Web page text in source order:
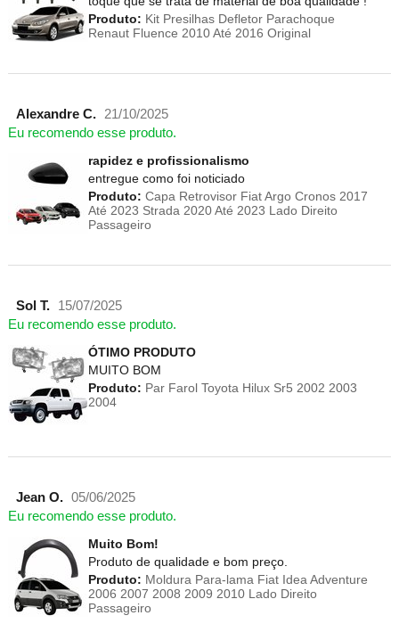
Produto: Kit Presilhas Defletor Parachoque
Renaut Fluence 2010 Até 2016 Original
Alexandre C.
21/10/2025
Eu recomendo esse produto.
rapidez e profissionalismo
entregue como foi noticiado
Produto: Capa Retrovisor Fiat Argo Cronos 2017
Até 2023 Strada 2020 Até 2023 Lado Direito
Passageiro
Sol T.
15/07/2025
Eu recomendo esse produto.
ÓTIMO PRODUTO
MUITO BOM
Produto: Par Farol Toyota Hilux Sr5 2002 2003
2004
Jean O. 05/06/2025
Eu recomendo esse produto.
Muito Bom!
Produto de qualidade e bom preço.
Produto: Moldura Para-lama Fiat Idea Adventure
2006 2007 2008 2009 2010 Lado Direito
Passageiro